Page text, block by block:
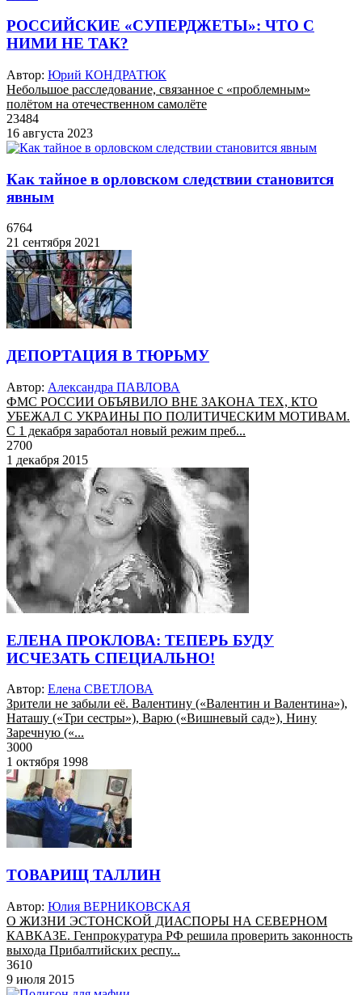
РОССИЙСКИЕ «СУПЕРДЖЕТЫ»: ЧТО С
НИМИ НЕ ТАК?
Автор: Юрий КОНДРАТЮК
Небольшое расследование, связанное с «проблемным»
полётом на отечественном самолёте
23484
16 августа 2023
Как тайное в орловском следствии становится
явным
6764
21 сентября 2021
ДЕПОРТАЦИЯ В ТЮРЬМУ
Автор: Александра ПАВЛОВА
ФМС РОССИИ ОБЪЯВИЛО ВНЕ ЗАКОНА ТЕХ, КТО
УБЕЖАЛ С УКРАИНЫ ПО ПОЛИТИЧЕСКИМ МОТИВАМ.
С 1 декабря заработал новый режим преб...
2700
1 декабря 2015
ЕЛЕНА ПРОКЛОВА: ТЕПЕРЬ БУДУ
ИСЧЕЗАТЬ СПЕЦИАЛЬНО!
Автор: Елена СВЕТЛОВА
Зрители не забыли её. Валентину («Валентин и Валентина»),
Наташу («Три сестры»), Варю («Вишневый сад»), Нину
Заречную («...
3000
1 октября 1998
ТОВАРИЩ ТАЛЛИН
Автор: Юлия ВЕРНИКОВСКАЯ
О ЖИЗНИ ЭСТОНСКОЙ ДИАСПОРЫ НА СЕВЕРНОМ
КАВКАЗЕ. Генпрокуратура РФ решила проверить законность
выхода Прибалтийских респу...
3610
9 июля 2015